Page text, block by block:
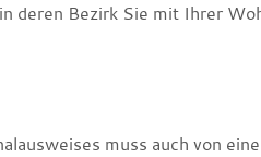
deren Bezirk Sie mit Ihrer
muss auch von